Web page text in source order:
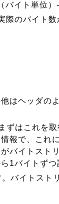
イト単位）-
際のバイト
はヘッダの
はこれを
報で、これ
バイトスト
1バイトずつ
バイトスト